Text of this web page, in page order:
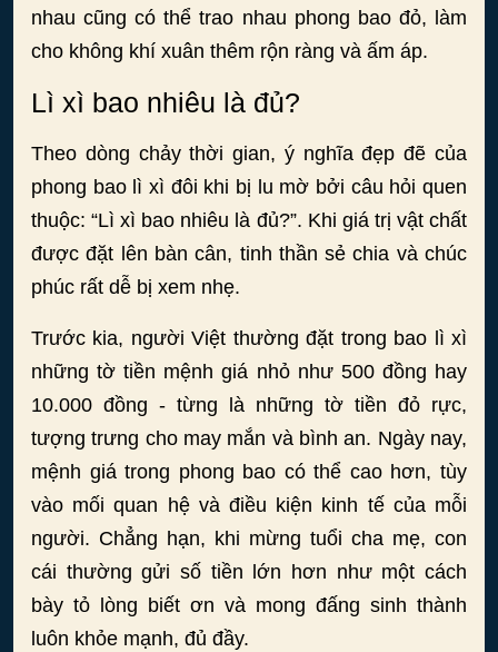
nhau cũng có thể trao nhau phong bao đỏ, làm
cho không khí xuân thêm rộn ràng và ấm áp.
Lì xì bao nhiêu là đủ?
Theo dòng chảy thời gian, ý nghĩa đẹp đẽ của
phong bao lì xì đôi khi bị lu mờ bởi câu hỏi quen
thuộc: “Lì xì bao nhiêu là đủ?”. Khi giá trị vật chất
được đặt lên bàn cân, tinh thần sẻ chia và chúc
phúc rất dễ bị xem nhẹ.
Trước kia, người Việt thường đặt trong bao lì xì
những tờ tiền mệnh giá nhỏ như 500 đồng hay
10.000 đồng - từng là những tờ tiền đỏ rực,
tượng trưng cho may mắn và bình an. Ngày nay,
mệnh giá trong phong bao có thể cao hơn, tùy
vào mối quan hệ và điều kiện kinh tế của mỗi
người. Chẳng hạn, khi mừng tuổi cha mẹ, con
cái thường gửi số tiền lớn hơn như một cách
bày tỏ lòng biết ơn và mong đấng sinh thành
luôn khỏe mạnh, đủ đầy.